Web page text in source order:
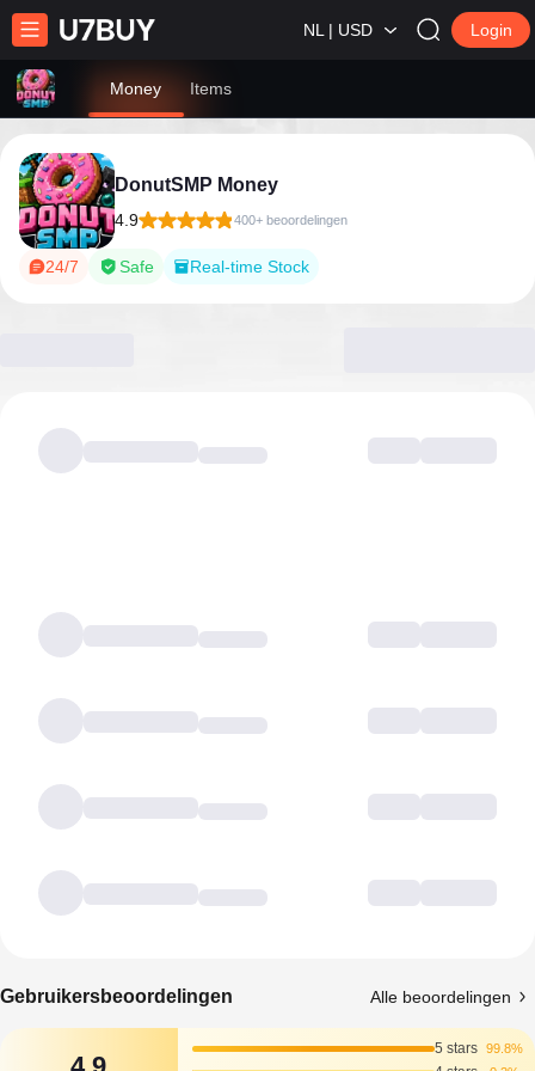
NL | USD Login
Money Items
DonutSMP Money
4.9 400+ beoordelingen
24/7 Safe Real-time Stock
Gebruikersbeoordelingen Alle beoordelingen
5 stars 99.8%